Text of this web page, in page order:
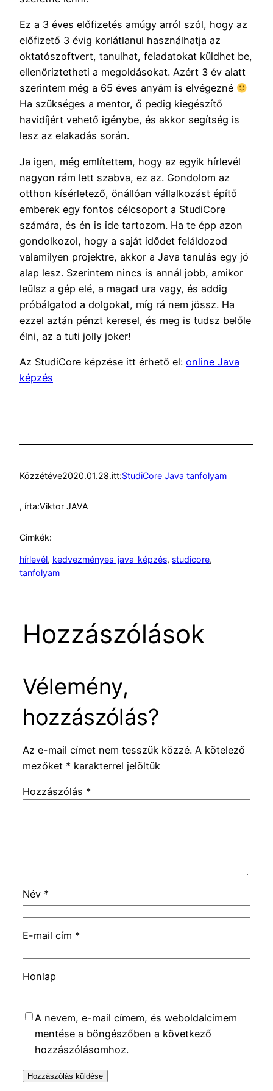
Ez a 3 éves előfizetés amúgy arról szól, hogy az
előfizető 3 évig korlátlanul használhatja az
oktatószoftvert, tanulhat, feladatokat küldhet be,
ellenőriztetheti a megoldásokat. Azért 3 év alatt
szerintem még a 65 éves anyám is elvégezné
Ha szükséges a mentor, ő pedig kiegészítő
havidíjért vehető igénybe, és akkor segítség is
lesz az elakadás során.
Ja igen, még említettem, hogy az egyik hírlevél
nagyon rám lett szabva, ez az. Gondolom az
otthon kísérletező, önállóan vállalkozást építő
emberek egy fontos célcsoport a StudiCore
számára, és én is ide tartozom. Ha te épp azon
gondolkozol, hogy a saját idődet feláldozod
valamilyen projektre, akkor a Java tanulás egy jó
alap lesz. Szerintem nincs is annál jobb, amikor
leülsz a gép elé, a magad ura vagy, és addig
próbálgatod a dolgokat, míg rá nem jössz. Ha
ezzel aztán pénzt keresel, és meg is tudsz belőle
élni, az a tuti jolly joker!
Az StudiCore képzése itt érhető el: online Java
képzés
Közzétéve2020.01.28.itt:StudiCore Java tanfolyam
, írta:Viktor JAVA
Cimkék:
hírlevél, kedvezményes_java_képzés, studicore
tanfolyam
Hozzászólások
Vélemény,
hozzászólás?
Az e-mail címet nem tesszük közzé. A kötelező
mezőket * karakterrel jelöltük
Hozzászólás *
Név *
E-mail cím *
Honlap
A nevem, e-mail címem, és weboldalcímem
mentése a böngészőben a következő
hozzászólásomhoz.